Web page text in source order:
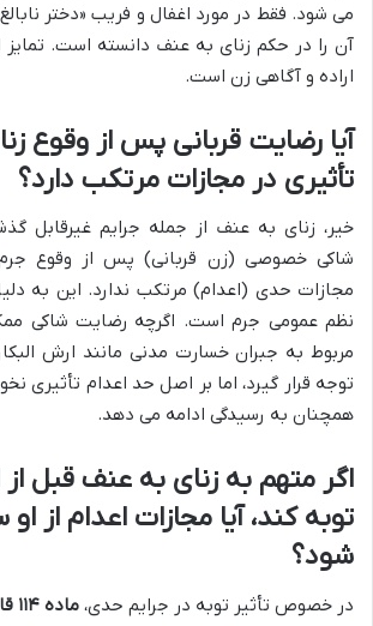
می شود. فقط در مورد اغفال و فریب «دختر
آن را در حکم زنای به عنف دانسته است.
اراده و آگاهی زن است.
آیا رضایت قربانی پس از وقوع
تأثیری در مجازات مرتکب دارد؟
خیر، زنای به عنف از جمله جرایم
شاکی خصوصی (زن قربانی) پس از وقوع
مجازات حدی (اعدام) مرتکب ندارد. این به
نظم عمومی جرم است. اگرچه رضایت شاکی
مربوط به جبران خسارت مدنی مانند ارش
توجه قرار گیرد، اما بر اصل حد اعدام تأثیری
همچنان به رسیدگی ادامه می دهد.
اگر متهم به زنای به عنف قبل از
توبه کند، آیا مجازات اعدام از
شود؟
در خصوص تأثیر توبه در جرایم حدی، ماده ۱۱۴ قانون مجازات اسلامی